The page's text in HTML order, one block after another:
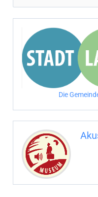
u
c
Die
MUSEUM